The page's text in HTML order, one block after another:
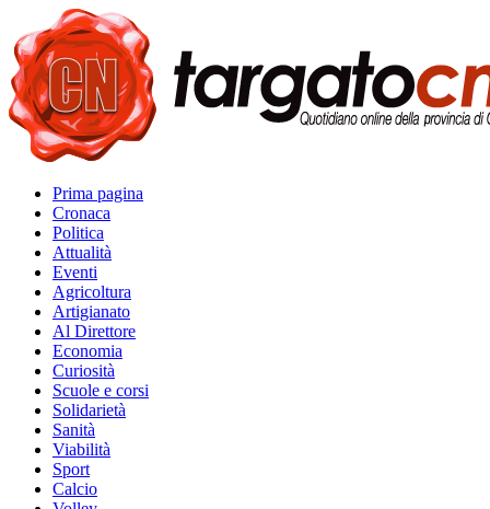
Prima pagina
Cronaca
Politica
Attualità
Eventi
Agricoltura
Artigianato
Al Direttore
Economia
Curiosità
Scuole e corsi
Solidarietà
Sanità
Viabilità
Sport
Calcio